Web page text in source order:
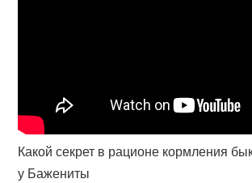
Какой секрет в рационе кормления
у Бажениты